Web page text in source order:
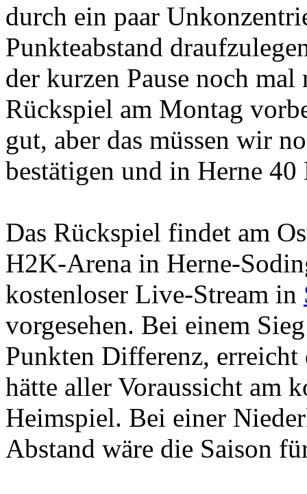
durch ein paar
Punkteabstand
der kurzen Pause noch
Rückspiel am Montag
gut, aber das müssen wir
bestätigen und in Herne
Das Rückspiel findet am
H2K-Arena in Herne-
kostenloser Live-Stream in
vorgesehen. Bei einem
Punkten Differenz,
hätte aller Voraussicht am
Heimspiel. Bei einer
Abstand wäre die Saison